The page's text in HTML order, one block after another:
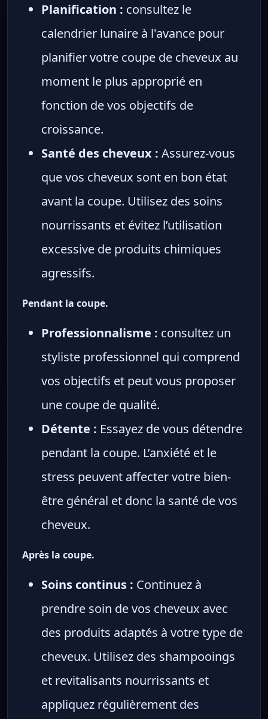
Planification : consultez le
calendrier lunaire à l'avance pour
planifier votre coupe de cheveux au
moment le plus approprié en
fonction de vos objectifs de
croissance.
Santé des cheveux : Assurez-vous
que vos cheveux sont en bon état
avant la coupe. Utilisez des soins
nourrissants et évitez l’utilisation
excessive de produits chimiques
agressifs.
Pendant la coupe.
Professionnalisme : consultez un
styliste professionnel qui comprend
vos objectifs et peut vous proposer
une coupe de qualité.
Détente : Essayez de vous détendre
pendant la coupe. L’anxiété et le
stress peuvent affecter votre bien-
être général et donc la santé de vos
cheveux.
Après la coupe.
Soins continus : Continuez à
prendre soin de vos cheveux avec
des produits adaptés à votre type de
cheveux. Utilisez des shampooings
et revitalisants nourrissants et
appliquez régulièrement des